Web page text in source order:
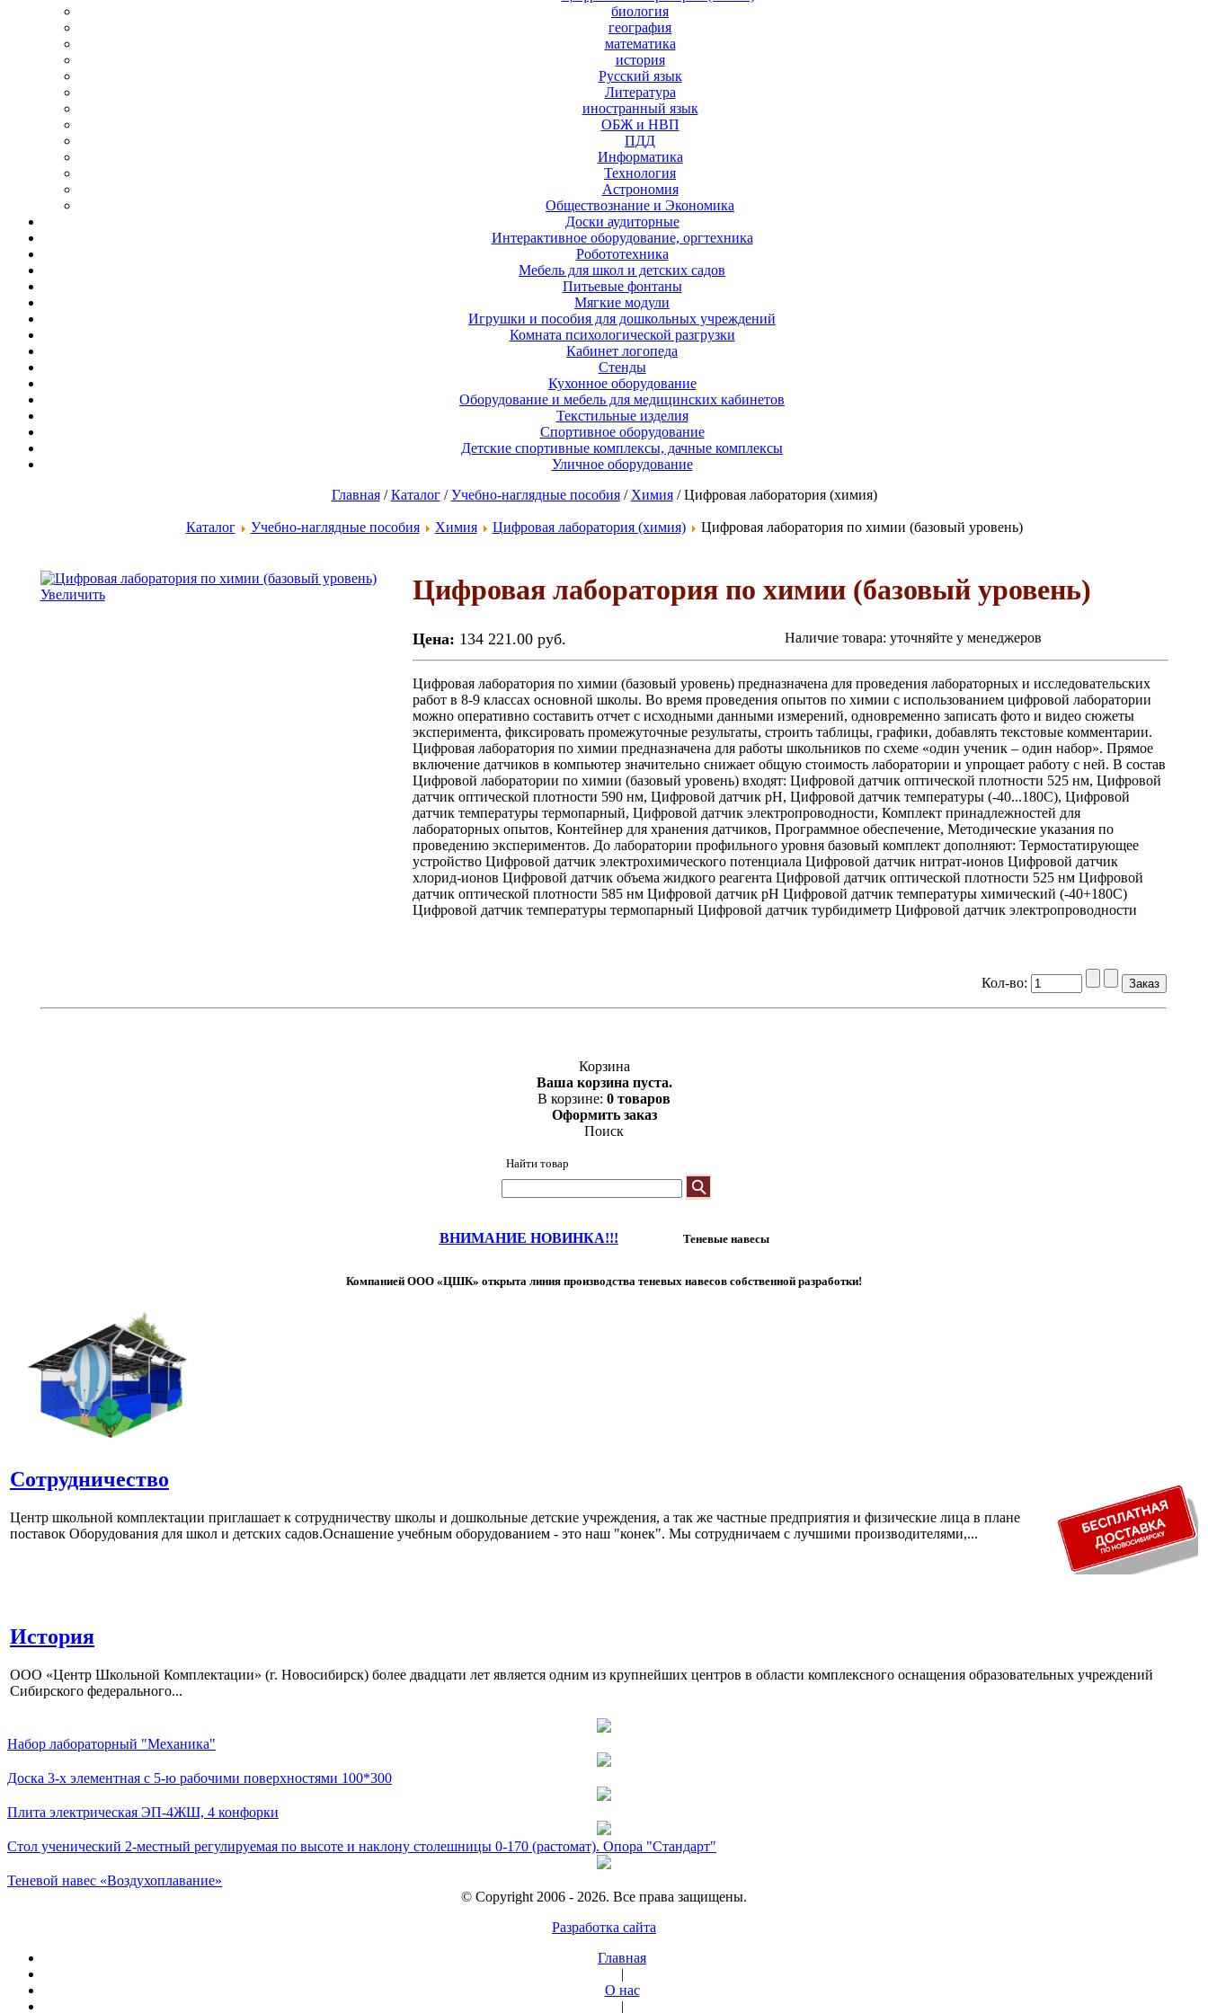
биология
география
математика
история
Русский язык
Литература
иностранный язык
ОБЖ и НВП
ПДД
Информатика
Технология
Астрономия
Обществознание и Экономика
Доски аудиторные
Интерактивное оборудование, оргтехника
Робототехника
Мебель для школ и детских садов
Питьевые фонтаны
Мягкие модули
Игрушки и пособия для дошкольных учреждений
Комната психологической разгрузки
Кабинет логопеда
Стенды
Кухонное оборудование
Оборудование и мебель для медицинских кабинетов
Текстильные изделия
Спортивное оборудование
Детские спортивные комплексы, дачные комплексы
Уличное оборудование
Главная/Каталог/Учебно-наглядные пособия/ Химия/ Цифровая лаборатория (химия)
Каталог Учебно-наглядные пособия Химия Цифровая лаборатория (химия) Цифровая лаборатория по химии (базовый уровень)
Увеличить Цифровая лаборатория по химии (базовый уровень)
Цена: 134 221.00 руб. Наличие товара: уточняйте у менеджеров
Цифровая лаборатория по химии (базовый уровень) предназначена для проведения лабораторных и исследовательских
работ в 8-9 классах основной школы. Во время проведения опытов по химии с использованием цифровой лаборатории
можно оперативно составить отчет с исходными данными измерений, одновременно записать фото и видео сюжеты
эксперимента, фиксировать промежуточные результаты, строить таблицы, графики, добавлять текстовые комментарии.
Цифровая лаборатория по химии предназначена для работы школьников по схеме «один ученик – один набор». Прямое
включение датчиков в компьютер значительно снижает общую стоимость лаборатории и упрощает работу с ней. В состав
Цифровой лаборатории по химии (базовый уровень) входят: Цифровой датчик оптической плотности 525 нм, Цифровой
датчик оптической плотности 590 нм, Цифровой датчик рН, Цифровой датчик температуры (-40...180С), Цифровой
датчик температуры термопарный, Цифровой датчик электропроводности, Комплект принадлежностей для
лабораторных опытов, Контейнер для хранения датчиков, Программное обеспечение, Методические указания по
проведению экспериментов. До лаборатории профильного уровня базовый комплект дополняют: Термостатирующее
устройство Цифровой датчик электрохимического потенциала Цифровой датчик нитрат-ионов Цифровой датчик
хлорид-ионов Цифровой датчик объема жидкого реагента Цифровой датчик оптической плотности 525 нм Цифровой
датчик оптической плотности 585 нм Цифровой датчик рН Цифровой датчик температуры химический (-40+180С)
Цифровой датчик температуры термопарный Цифровой датчик турбидиметр Цифровой датчик электропроводности
Кол-во:
Корзина
Ваша корзина пуста.
В корзине: 0 товаров
Оформить заказ
Поиск
Найти товар
ВНИМАНИЕ НОВИНКА!!! Теневые навесы
Компанией ООО «ЦШК» открыта линия производства теневых навесов собственной разработки!
Сотрудничество
Центр школьной комплектации приглашает к сотрудничеству школы и дошкольные детские учреждения, а так же частные предприятия и физические лица в плане
поставок Оборудования для школ и детских садов.Оснашение учебным оборудованием - это наш "конек". Мы сотрудничаем с лучшими производителями,...
История
ООО «Центр Школьной Комплектации» (г. Новосибирск) более двадцати лет является одним из крупнейших центров в области комплексного оснащения образовательных учреждений
Сибирского федерального...
Набор лабораторный "Механика"
Доска 3-х элементная с 5-ю рабочими поверхностями 100*300
Плита электрическая ЭП-4ЖШ, 4 конфорки
Стол ученический 2-местный регулируемая по высоте и наклону столешницы 0-170 (растомат). Опора "Стандарт"
Теневой навес «Воздухоплавание»
© Copyright 2006 - 2026. Все права защищены.
Разработка сайта
Главная
|
О нас
|